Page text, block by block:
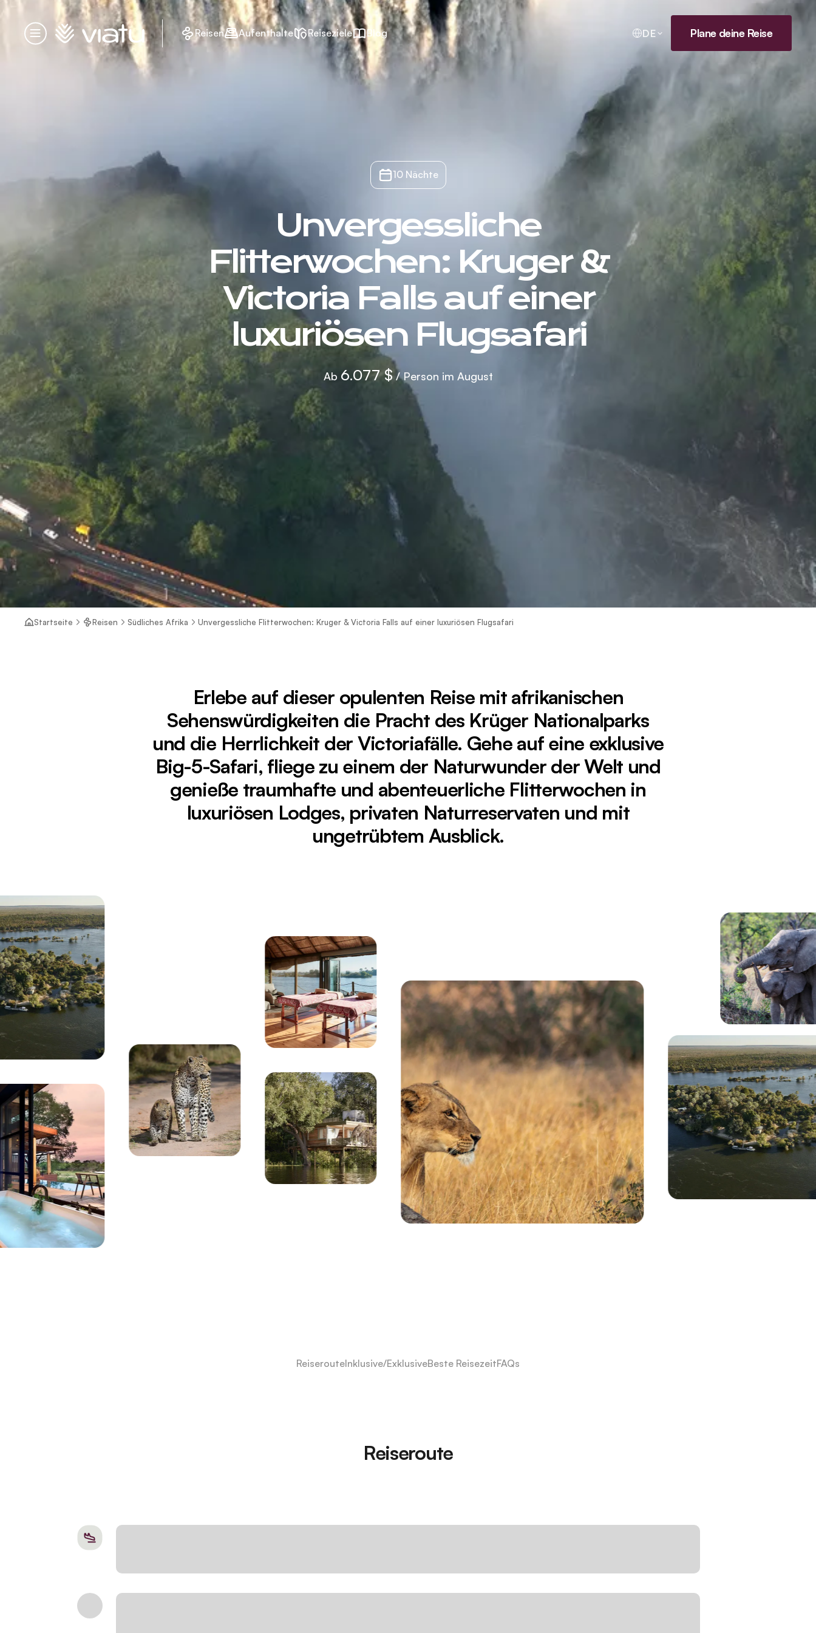
Menü
Startseite Reisen Aufenthalte Reiseziele Blog DE Plane deine Reise
Gerade angezeigt
Luftaufnahme der Victoriafälle mit Regenbogen und Eisenbahnbrücke über der Zambezi-Schlucht im Morgennebel
10 Nächte
Unvergessliche
Flitterwochen: Kruger &
Victoria Falls auf einer
luxuriösen Flugsafari
Ab 6.077 $ / Person im August
Startseite Reisen Südliches Afrika Unvergessliche Flitterwochen: Kruger & Victoria Falls auf einer luxuriösen Flugsafari
Erlebe auf dieser opulenten Reise mit afrikanischen
Sehenswürdigkeiten die Pracht des Krüger Nationalparks
und die Herrlichkeit der Victoriafälle. Gehe auf eine exklusive
Big-5-Safari, fliege zu einem der Naturwunder der Welt und
genieße traumhafte und abenteuerliche Flitterwochen in
luxuriösen Lodges, privaten Naturreservaten und mit
ungetrübtem Ausblick.
ReiserouteInklusive/ExklusiveBeste ReisezeitFAQs
Reiseroute